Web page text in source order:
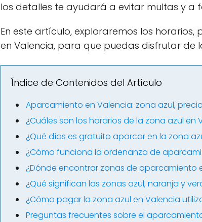
los detalles te ayudará a evitar multas y a
En este artículo, exploraremos los
en Valencia, para que puedas disfrutar de
Índice de Contenidos del Artículo
Aparcamiento en Valencia: zona azul,
¿Cuáles son los horarios de la zona azul en
¿Qué días es gratuito aparcar en la zona
¿Cómo funciona la ordenanza de
¿Dónde encontrar zonas de aparcamiento
¿Qué significan las zonas azul, naranja y
¿Cómo pagar la zona azul en Valencia
Preguntas frecuentes sobre el